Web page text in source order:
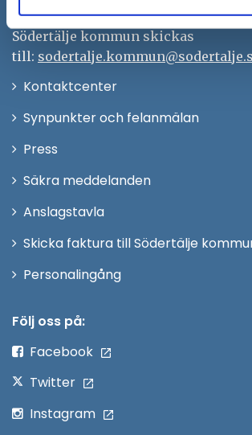
Remisser, beslut och meddelande/
Södertälje kommun skickas
till:
KontaktcenterÖppna
Synpunkter och felanmälan
Press
fönster
Säkra meddelanden
Anslagstavla
Skicka faktura till Södertälje
PersonalingångÖppna
Följ oss på:
Facebook
Twitter
Instagram